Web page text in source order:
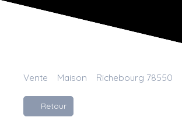
Vente Maison Richebourg 78550
Retour